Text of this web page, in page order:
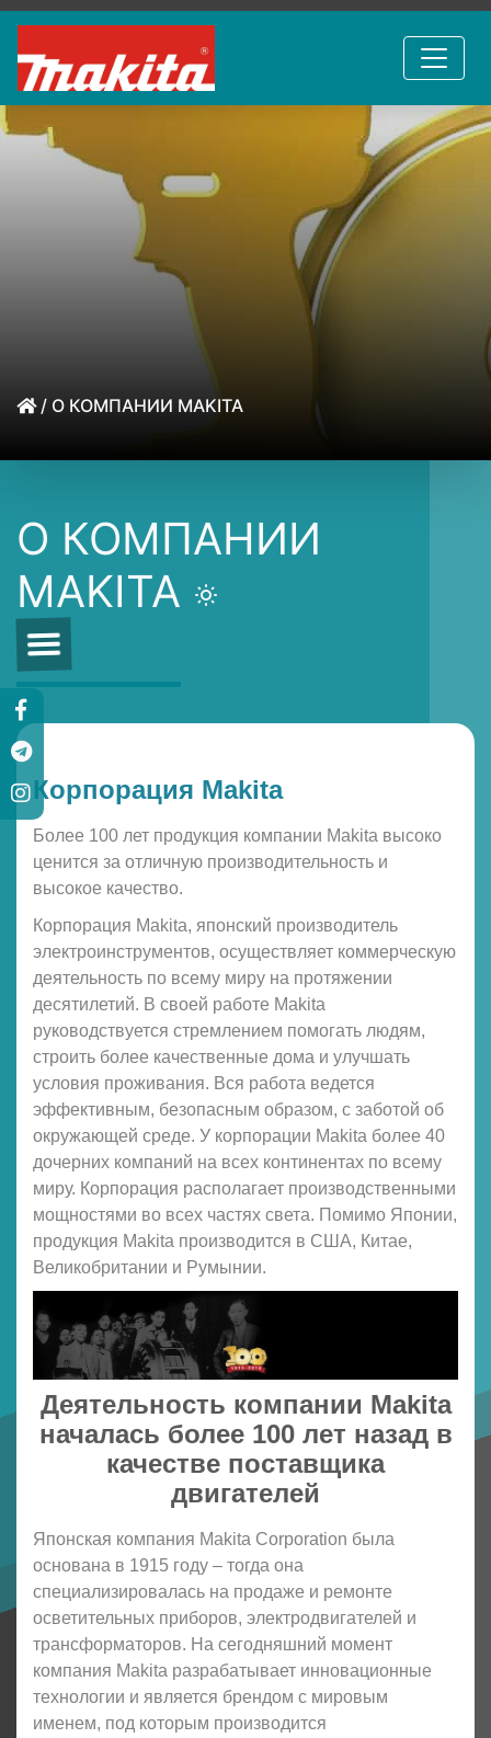
/ О КОМПАНИИ MAKITA
О КОМПАНИИ
MAKITA
Корпорация Makita
Более 100 лет продукция компании Makita высоко
ценится за отличную производительность и
высокое качество.
Корпорация Makita, японский производитель
электроинструментов, осуществляет коммерческую
деятельность по всему миру на протяжении
десятилетий. В своей работе Makita
руководствуется стремлением помогать людям,
строить более качественные дома и улучшать
условия проживания. Вся работа ведется
эффективным, безопасным образом, с заботой об
окружающей среде. У корпорации Makita более 40
дочерних компаний на всех континентах по всему
миру. Корпорация располагает производственными
мощностями во всех частях света. Помимо Японии,
продукция Makita производится в США, Китае,
Великобритании и Румынии.
Деятельность компании Makita
началась более 100 лет назад в
качестве поставщика
двигателей
Японская компания Makita Corporation была
основана в 1915 году – тогда она
специализировалась на продаже и ремонте
осветительных приборов, электродвигателей и
трансформаторов. На сегодняшний момент
компания Makita разрабатывает инновационные
технологии и является брендом с мировым
именем, под которым производится